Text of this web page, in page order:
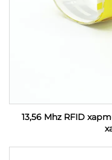
13,56 Mhz RFID